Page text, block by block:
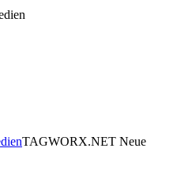
TAGWORX.NET Neue